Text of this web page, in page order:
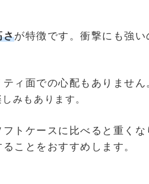
さが特徴です。衝撃にも強い
ィ面での心配もありません
みもあります。
トケースに比べると重くな
ことをおすすめします。